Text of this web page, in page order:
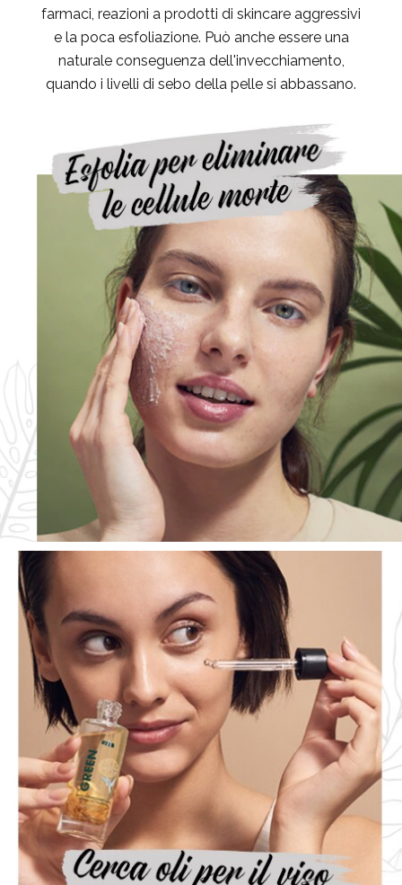
farmaci, reazioni a prodotti di skincare aggressivi
e la poca esfoliazione. Può anche essere una
naturale conseguenza dell'invecchiamento,
quando i livelli di sebo della pelle si abbassano.